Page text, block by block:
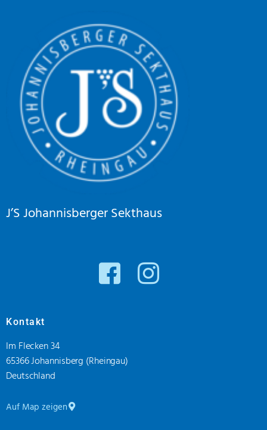
J’S Johannisberger Sekthaus
Kontakt
Im Flecken 34
65366 Johannisberg (Rheingau)
Deutschland
Auf Map zeigen